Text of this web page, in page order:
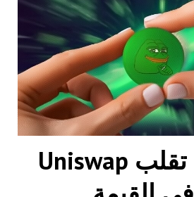
Pepe Coin تقلب Uniswap